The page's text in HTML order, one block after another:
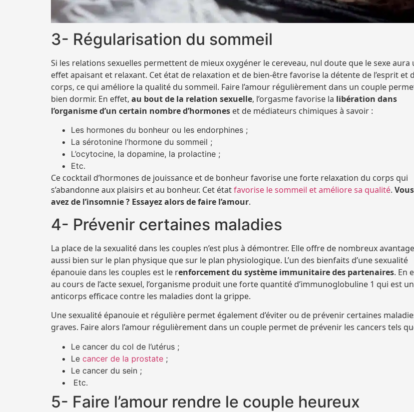
3- Régularisation du sommeil
Si les relations sexuelles permettent de mieux oxygéner le cereveau, nul doute que le sexe aura
effet apaisant et relaxant. Cet état de relaxation et de bien-être favorise la détente de l’esprit et
corps, ce qui améliore la qualité du sommeil. Faire l’amour régulièrement dans un couple
bien dormir. En effet, au bout de la relation sexuelle, l’orgasme favorise la libération dans
l’organisme d’un certain nombre d’hormones et de médiateurs chimiques à savoir :
Les hormones du bonheur ou les endorphines ;
La sérotonine l’hormone du sommeil ;
L’ocytocine, la dopamine, la prolactine ;
Etc.
Ce cocktail d’hormones de jouissance et de bonheur favorise une forte relaxation du corps qui
s’abandonne aux plaisirs et au bonheur. Cet étatfavorise le sommeil et améliore sa qualité. Vous
avez de l’insomnie ? Essayez alors de faire l’amour.
4- Prévenir certaines maladies
La place de la sexualité dans les couples n’est plus à démontrer. Elle offre de nombreux
aussi bien sur le plan physique que sur le plan physiologique. L’un des bienfaits d’une sexualité
épanouie dans les couples est le renforcement du système immunitaire des partenaires. En
au cours de l’acte sexuel, l’organisme produit une forte quantité d’immunoglobuline 1 qui est un
anticorps efficace contre les maladies dont la grippe.
Une sexualité épanouie et régulière permet également d’éviter ou de prévenir certaines
graves. Faire alors l’amour régulièrement dans un couple permet de prévenir les cancers tels
Le cancer du col de l’utérus ;
Le cancer de la prostate ;
Le cancer du sein ;
Etc.
5- Faire l’amour rendre le couple heureux